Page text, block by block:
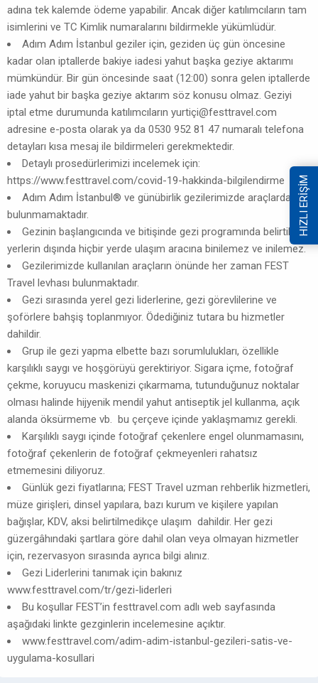
adına tek kalemde ödeme yapabilir. Ancak diğer katılımcıların tam
isimlerini ve TC Kimlik numaralarını bildirmekle yükümlüdür.
Adım Adım İstanbul geziler için, geziden üç gün öncesine
kadar olan iptallerde bakiye iadesi yahut başka geziye aktarımı
mümkündür. Bir gün öncesinde saat (12:00) sonra gelen iptallerde
iade yahut bir başka geziye aktarım söz konusu olmaz. Geziyi
iptal etme durumunda katılımcıların yurtiçi@festtravel.com
adresine e-posta olarak ya da 0530 952 81 47 numaralı telefona
detayları kısa mesaj ile bildirmeleri gerekmektedir.
Detaylı prosedürlerimizi incelemek için:
https://www.festtravel.com/covid-19-hakkinda-bilgilendirme
Adım Adım İstanbul® ve günübirlik gezilerimizde araçlarda su
bulunmamaktadır.
Gezinin başlangıcında ve bitişinde gezi programında belirtilen
yerlerin dışında hiçbir yerde ulaşım aracına binilemez ve inilemez.
Gezilerimizde kullanılan araçların önünde her zaman FEST
Travel levhası bulunmaktadır.
Gezi sırasında yerel gezi liderlerine, gezi görevlilerine ve
şoförlere bahşiş toplanmıyor. Ödediğiniz tutara bu hizmetler
dahildir.
Grup ile gezi yapma elbette bazı sorumlulukları, özellikle
karşılıklı saygı ve hoşgörüyü gerektiriyor. Sigara içme, fotoğraf
çekme, koruyucu maskenizi çıkarmama, tutunduğunuz noktalar
olması halinde hijyenik mendil yahut antiseptik jel kullanma, açık
alanda öksürmeme vb. bu çerçeve içinde yaklaşmamız gerekli.
Karşılıklı saygı içinde fotoğraf çekenlere engel olunmamasını,
fotoğraf çekenlerin de fotoğraf çekmeyenleri rahatsız
etmemesini diliyoruz.
Günlük gezi fiyatlarına; FEST Travel uzman rehberlik hizmetleri,
müze girişleri, dinsel yapılara, bazı kurum ve kişilere yapılan
bağışlar, KDV, aksi belirtilmedikçe ulaşım dahildir. Her gezi
güzergâhındaki şartlara göre dahil olan veya olmayan hizmetler
için, rezervasyon sırasında ayrıca bilgi alınız.
Gezi Liderlerini tanımak için bakınız
www.festtravel.com/tr/gezi-liderleri
Bu koşullar FEST’in festtravel.com adlı web sayfasında
aşağıdaki linkte gezginlerin incelemesine açıktır.
www.festtravel.com/adim-adim-istanbul-gezileri-satis-ve-
uygulama-kosullari
HIZLI ERİŞİM